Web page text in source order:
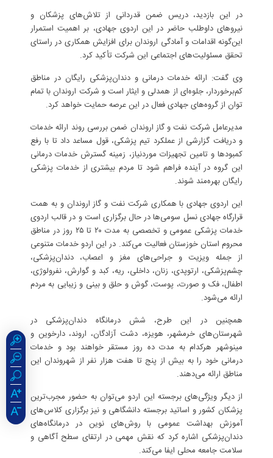
در این بازدید، دریس ضمن قدردانی از تلاش‌های پزشکان و
نیروهای داوطلب حاضر در این اردوی جهادی، بر اهمیت استمرار
این‌گونه اقدامات و آمادگی اروندان برای افزایش همکاری در راستای
تحقق مسئولیت‌های اجتماعی این شرکت تأکید کرد.
وی گفت: ارائه خدمات درمانی و دندان‌پزشکی رایگان در مناطق
کم‌برخوردار، جلوه‌ای از همدلی و ایثار است و شرکت اروندان با تمام
توان از گروه‌های جهادی فعال در این عرصه حمایت خواهد کرد.
مدیرعامل شرکت نفت و گاز اروندان ضمن بررسی روند ارائه خدمات
و دریافت گزارشی از عملکرد تیم پزشکی، قول مساعد داد تا با رفع
کمبودها و تامین تجهیزات موردنیاز، زمینه گسترش خدمات درمانی
این گروه در آینده فراهم شود تا مردم بیشتری از خدمات پزشکی
رایگان بهره‌مند شوند.
این اردوی جهادی با همکاری شرکت نفت و گاز اروندان و به همت
قرارگاه جهادی نسل سومی‌ها در حال برگزاری است و در قالب اردوی
خدمات پزشکی عمومی و تخصصی به مدت ۲۰ تا ۲۵ روز در مناطق
محروم استان خوزستان فعالیت می‌کند. در این اردو خدمات متنوعی
از جمله ویزیت و جراحی‌های مغز و اعصاب، دندان‌پزشکی،
چشم‌پزشکی، ارتوپدی، زنان، داخلی، ریه، کبد و گوارش، نفرولوژی،
اطفال، فک و صورت، پوست، گوش و حلق و بینی و زیبایی به مردم
ارائه می‌شود.
همچنین در این طرح، شش درمانگاه دندان‌پزشکی در
شهرستان‌های خرمشهر، هویزه، دشت آزادگان، اروند، دارخوین و
مینوشهر هرکدام به مدت ده روز مستقر خواهند بود و خدمات
درمانی خود را به بیش از پنج تا هفت هزار نفر از شهروندان این
مناطق ارائه می‌دهند.
از دیگر ویژگی‌های برجسته این اردو می‌توان به حضور مجرب‌ترین
پزشکان کشور و اساتید برجسته دانشگاهی و نیز برگزاری کلاس‌های
آموزش بهداشت عمومی با روش‌های نوین در درمانگاه‌های
دندان‌پزشکی اشاره کرد که نقش مهمی در ارتقای سطح آگاهی و
سلامت جامعه محلی ایفا می‌کند.